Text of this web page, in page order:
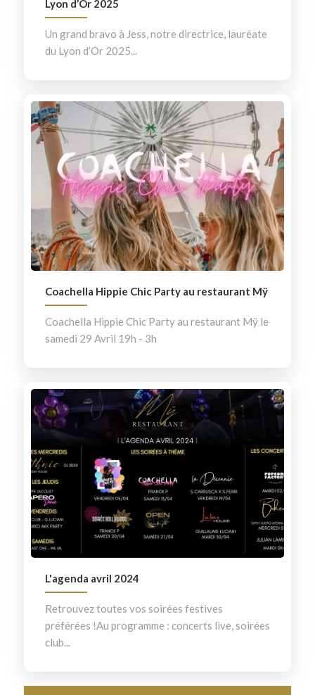
Lyon d’Or 2025
Un grand bravo à Jess, notre directrice, lauréate
du Lyon d’Or 2025...
Coachella Hippie Chic Party au restaurant Mÿ
Coachella Hippie Chic Party au restaurant Mÿ le
samedi 29 Avril 19h - 3h
L'agenda avril 2024
Retrouvez toutes vos soirées festives
préférées !Au programme : concerts live, soirées
club...